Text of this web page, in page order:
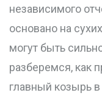
независимого
основано на
могут быть
разберемся, как
главный козырь